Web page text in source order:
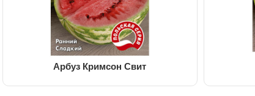
Арбуз Кримсон Свит